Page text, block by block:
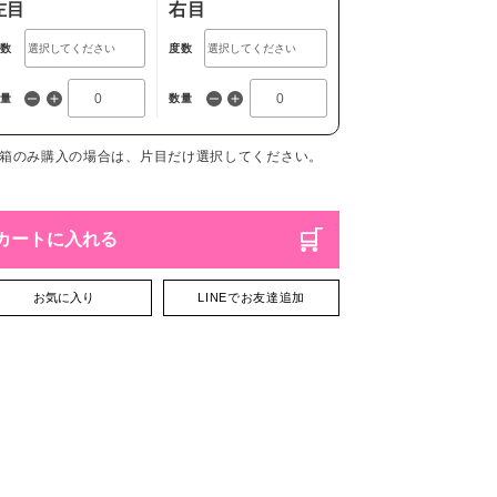
目 右目
度数
数量
のみ購入の場合は、片目だけ選択してください。
ートに入れる
お気に入り LINEでお友達追加